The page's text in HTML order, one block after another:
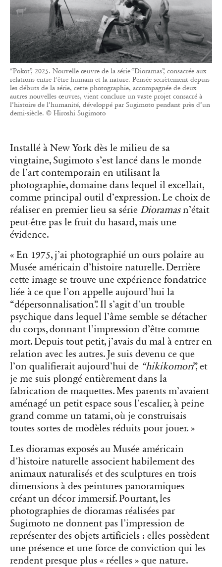
“Pokot”, 2025. Nouvelle œuvre de la série “Dioramas”, consacrée aux
relations entre l’être humain et la nature. Pensée secrètement depuis
les débuts de la série, cette photographie, accompagnée de deux
autres nouvelles œuvres, vient conclure un vaste projet consacré à
l’histoire de l’humanité, développé par Sugimoto pendant près d’un
demi-siècle. © Hiroshi Sugimoto
Installé à New York dès le milieu de sa
vingtaine, Sugimoto s’est lancé dans le monde
de l’art contemporain en utilisant la
photographie, domaine dans lequel il excellait,
comme principal outil d’expression. Le choix de
réaliser en premier lieu sa série Dioramasn’était
peut-être pas le fruit du hasard, mais une
évidence.
« En 1975, j’ai photographié un ours polaire au
Musée américain d’histoire naturelle. Derrière
cette image se trouve une expérience fondatrice
liée à ce que l’on appelle aujourd’hui la
“dépersonnalisation”. Il s’agit d’un trouble
psychique dans lequel l’âme semble se détacher
du corps, donnant l’impression d’être comme
mort. Depuis tout petit, j’avais du mal à entrer en
relation avec les autres. Je suis devenu ce que
l’on qualifierait aujourd’hui de “hikikomori”, et
je me suis plongé entièrement dans la
fabrication de maquettes. Mes parents m’avaient
aménagé un petit espace sous l’escalier, à peine
grand comme un tatami, où je construisais
toutes sortes de modèles réduits pour jouer. »
Les dioramas exposés au Musée américain
d’histoire naturelle associent habilement des
animaux naturalisés et des sculptures en trois
dimensions à des peintures panoramiques
créant un décor immersif. Pourtant, les
photographies de dioramas réalisées par
Sugimoto ne donnent pas l’impression de
représenter des objets artificiels : elles possèdent
une présence et une force de conviction qui les
rendent presque plus « réelles » que nature.